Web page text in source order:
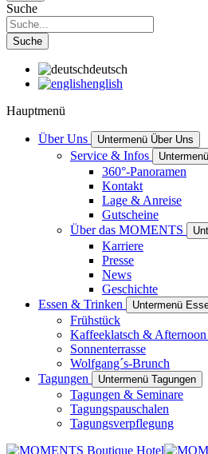
Suche
Suche
deutsch
english
Hauptmenü
Über Uns Untermenü Über Uns
Service & Infos
360°-Panoramen
Kontakt
Lage & Anreise
Gutscheine
Über das MOMENTS
Karriere
Presse
News
Geschichte
Essen & Trinken
Untermenü
Frühstück
Kaffeeklatsch & Afternoon
Sonnenterrasse
Wolfgang´s-Brunch
Tagungen
Untermenü Tagungen
Tagungen & Seminare
Tagungspauschalen
Tagungsverpflegung